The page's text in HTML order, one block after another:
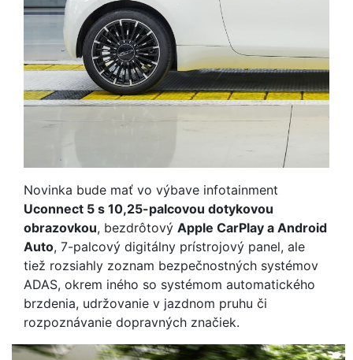
Novinka bude mať vo výbave infotainment
Uconnect 5 s 10,25-palcovou dotykovou
obrazovkou, bezdrôtový Apple CarPlay a Android
Auto, 7-palcový digitálny prístrojový panel, ale
tiež rozsiahly zoznam bezpečnostných systémov
ADAS, okrem iného so systémom automatického
brzdenia, udržovanie v jazdnom pruhu či
rozpoznávanie dopravných značiek.